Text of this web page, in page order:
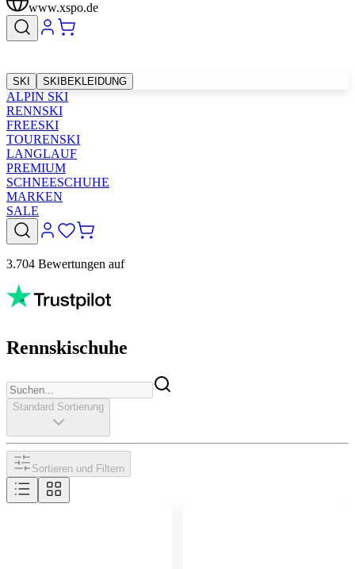
www.xspo.de
SKI SKIBEKLEIDUNG
ALPIN SKI
RENNSKI
FREESKI
TOURENSKI
LANGLAUF
PREMIUM
SCHNEESCHUHE
MARKEN
SALE
3.704 Bewertungen auf
Rennskischuhe
Standard Sortierung
Sortieren und Filtern